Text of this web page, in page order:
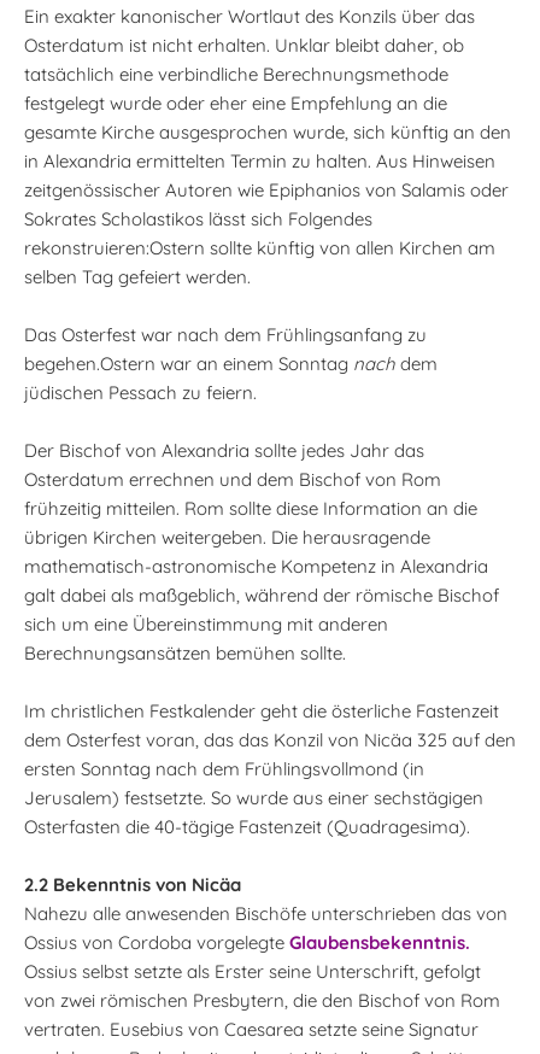
Ein exakter kanonischer Wortlaut des Konzils über das
Osterdatum ist nicht erhalten. Unklar bleibt daher, ob
tatsächlich eine verbindliche Berechnungsmethode
festgelegt wurde oder eher eine Empfehlung an die
gesamte Kirche ausgesprochen wurde, sich künftig an den
in Alexandria ermittelten Termin zu halten. Aus Hinweisen
zeitgenössischer Autoren wie Epiphanios von Salamis oder
Sokrates Scholastikos lässt sich Folgendes
rekonstruieren:Ostern sollte künftig von allen Kirchen am
selben Tag gefeiert werden.
Das Osterfest war nach dem Frühlingsanfang zu
begehen.Ostern war an einem Sonntag nach dem
jüdischen Pessach zu feiern.
Der Bischof von Alexandria sollte jedes Jahr das
Osterdatum errechnen und dem Bischof von Rom
frühzeitig mitteilen. Rom sollte diese Information an die
übrigen Kirchen weitergeben. Die herausragende
mathematisch-astronomische Kompetenz in Alexandria
galt dabei als maßgeblich, während der römische Bischof
sich um eine Übereinstimmung mit anderen
Berechnungsansätzen bemühen sollte.
Im christlichen Festkalender geht die österliche Fastenzeit
dem Osterfest voran, das das Konzil von Nicäa 325 auf den
ersten Sonntag nach dem Frühlingsvollmond (in
Jerusalem) festsetzte. So wurde aus einer sechstägigen
Osterfasten die 40-tägige Fastenzeit (Quadragesima).
2.2 Bekenntnis von Nicäa
Nahezu alle anwesenden Bischöfe unterschrieben das von
Ossius von Cordoba vorgelegte Glaubensbekenntnis.
Ossius selbst setzte als Erster seine Unterschrift, gefolgt
von zwei römischen Presbytern, die den Bischof von Rom
vertraten. Eusebius von Caesarea setzte seine Signatur